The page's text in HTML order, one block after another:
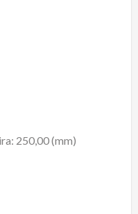
250,00 (mm)